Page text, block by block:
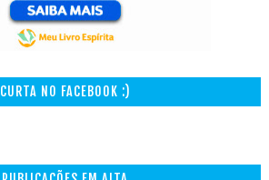
CURTA NO FACEBOOK :)